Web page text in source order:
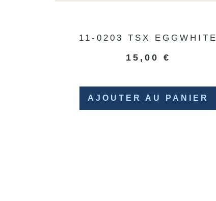
11-0203 TSX EGGWHITE
15,00 €
AJOUTER AU PANIER